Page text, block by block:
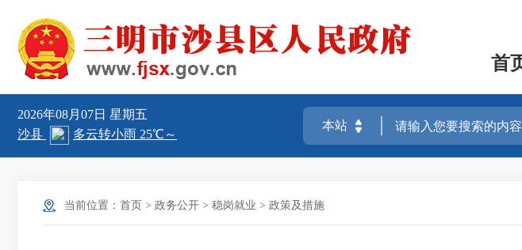
首
2026年08月07日 星期五
当前位置： 首页 > 政务公开 > 稳岗就业 > 政策及措施